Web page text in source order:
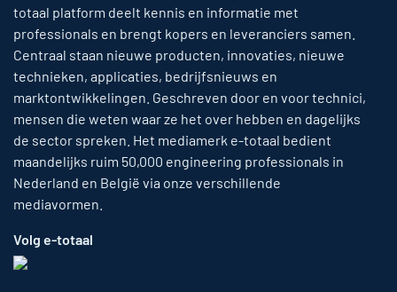
totaal platform deelt kennis en informatie met
professionals en brengt kopers en leveranciers samen.
Centraal staan nieuwe producten, innovaties, nieuwe
technieken, applicaties, bedrijfsnieuws en
marktontwikkelingen. Geschreven door en voor technici,
mensen die weten waar ze het over hebben en dagelijks
de sector spreken. Het mediamerk e-totaal bedient
maandelijks ruim 50,000 engineering professionals in
Nederland en België via onze verschillende
mediavormen.
Volg e-totaal